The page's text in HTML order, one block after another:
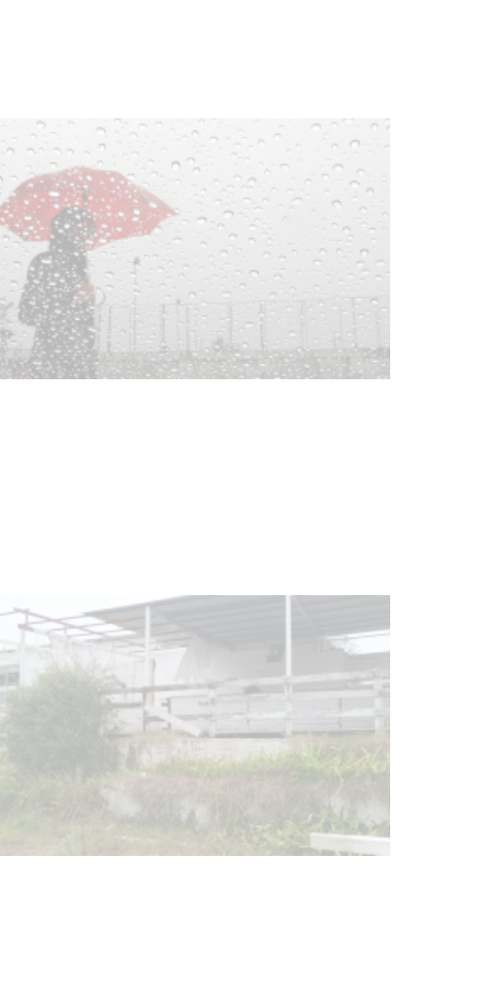
Clases de Muai Thai en Complejo
Turismo accesible para personas
con discapacidad y adultos
mayores